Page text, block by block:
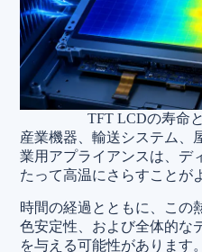
TFT LCDの寿命
産業機器、輸送システム、
業用アプライアンスは、デ
たって高温にさらすことが
時間の経過とともに、この
色安定性、および全体的な
を与える可能性があります